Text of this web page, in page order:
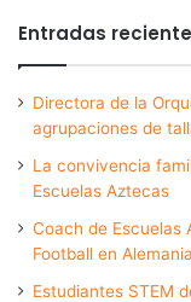
Entradas
Directora de la
agrupaciones de
La convivencia
Escuelas Aztecas
Coach de Escuelas
Football en Alemania
Estudiantes STEM